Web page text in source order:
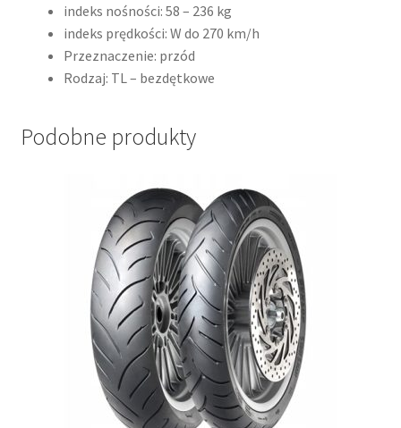
indeks nośności: 58 – 236 kg
indeks prędkości: W do 270 km/h
Przeznaczenie: przód
Rodzaj: TL – bezdętkowe
Podobne produkty